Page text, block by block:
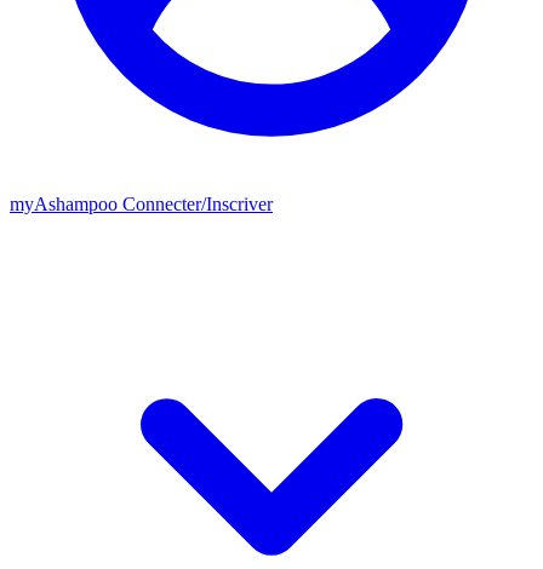
myAshampoo Connecter/Inscriver